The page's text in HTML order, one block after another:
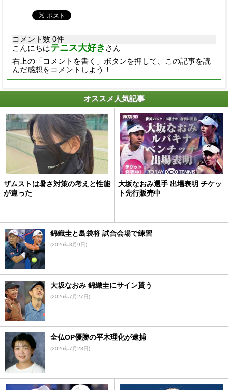
コメント数 0件
こんにちはテニス大好き さん
右上の「コメントを書く」ボタンを押して、この記事を読
んだ感想をコメントしよう！
オススメ人気記事
ザムストは暑さ対策の考えと性能
が違った
大坂なおみ選手 出場表明 チケッ
ト先行販売中
錦織圭と島袋将 試合会場で練習
(2026年8月9日)
大坂なおみ 錦織圭にサイン貰う
(2026年7月27日)
全仏OP優勝の平木理化が逮捕
(2026年7月23日)